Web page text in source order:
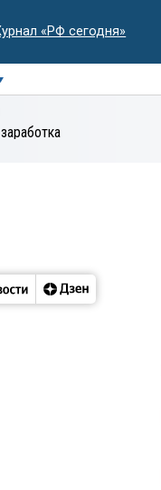
«РФ сегодня»
экспертиза